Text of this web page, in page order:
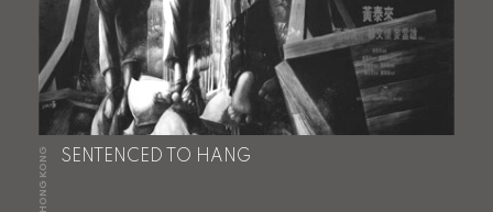
HONG KONG SENTENCED TO HANG